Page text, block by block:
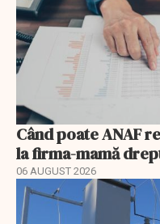
Când poate ANAF
la firma-mamă
06 AUGUST 2026